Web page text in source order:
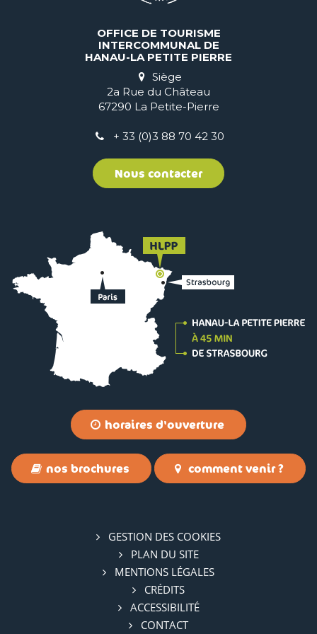
OFFICE DE TOURISME
INTERCOMMUNAL DE
HANAU-LA PETITE PIERRE
Siège
2a Rue du Château
67290 La Petite-Pierre
+ 33 (0)3 88 70 42 30
Nous contacter
horaires d'ouverture
nos brochures comment venir ?
GESTION DES COOKIES
PLAN DU SITE
MENTIONS LÉGALES
CRÉDITS
ACCESSIBILITÉ
CONTACT